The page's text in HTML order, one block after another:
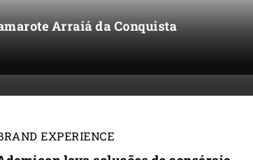
Arraiá da Conquista
EXPERIENCE